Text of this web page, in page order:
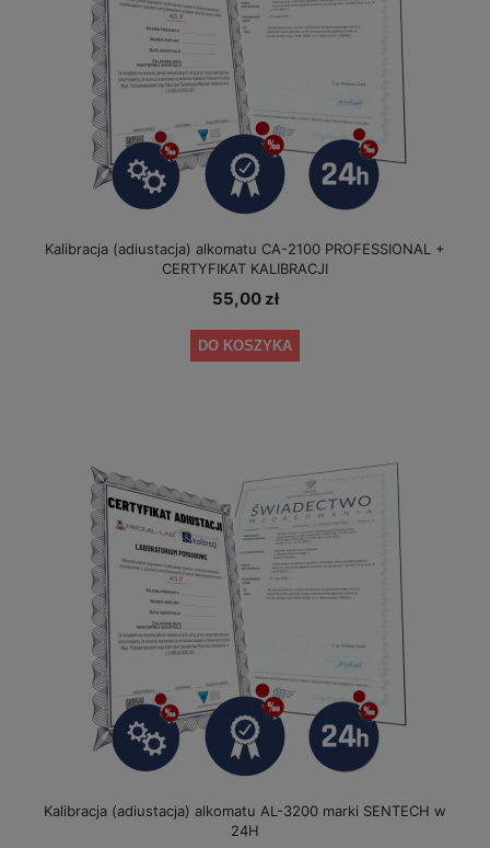
Kalibracja (adiustacja) alkomatu CA-2100 PROFESSIONAL +
CERTYFIKAT KALIBRACJI
55,00 zł
DO KOSZYKA
Kalibracja (adiustacja) alkomatu AL-3200 marki SENTECH w
24H